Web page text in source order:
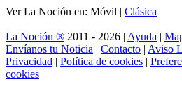
Ver La Noción en: Móvil | Clásica
La Noción ® 2011 - 2026 | Ayuda |
Envíanos tu Noticia | Contacto | Aviso
Privacidad | Política de cookies |
cookies